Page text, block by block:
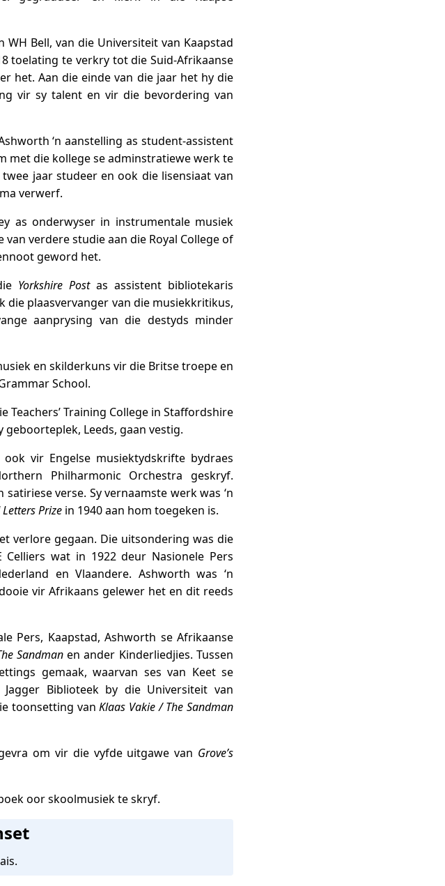
WH Bell, van die Universiteit van Kaapstad
toelating te verkry tot die Suid-Afrikaanse
het. Aan die einde van die jaar het hy die
vir sy talent en vir die bevordering van
‘n aanstelling as student-assistent
met die kollege se adminstratiewe werk te
jaar studeer en ook die lisensiaat van
verwerf.
as onderwyser in instrumentale musiek
verdere studie aan die Royal College of
geword het.
Yorkshire Postas assistent bibliotekaris
die plaasvervanger van die musiekkritikus,
aanprysing van die destyds minder
en skilderkuns vir die Britse troepe en
School.
Teachers’ Training College in Staffordshire
Leeds, gaan vestig.
vir Engelse musiektydskrifte bydraes
Philharmonic Orchestra geskryf.
verse. Sy vernaamste werk was ‘n
Prize in 1940 aan hom toegeken is.
verlore gegaan. Die uitsondering was die
Celliers wat in 1922 deur Nasionele Pers
en Vlaandere. Ashworth was ‘n
vir Afrikaans gelewer het en dit reeds
Pers, Kaapstad, Ashworth se Afrikaanse
Sandmanen ander Kinderliedjies. Tussen
gemaak, waarvan ses van Keet se
Biblioteek by die Universiteit van
toonsetting vanKlaas Vakie / The Sandman
om vir die vyfde uitgawe van Grove’s
oor skoolmusiek te skryf.